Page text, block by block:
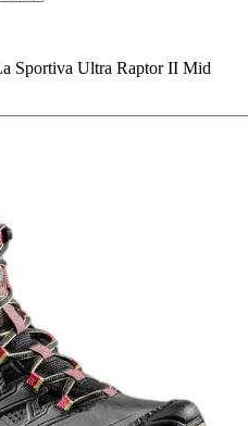
Sportiva Ultra Raptor II Mid